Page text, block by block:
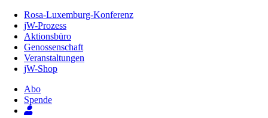
Inhalt
Seite
Rosa-Luxemburg-Konferenz
jW-Prozess
Aktionsbüro
Genossenschaft
Veranstaltungen
jW-Shop
Abo
Spende